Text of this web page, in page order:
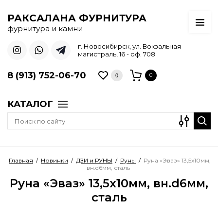
РАКСАЛАНА ФУРНИТУРА
фурнитура и камни
г. Новосибирск, ул. Вокзальная
магистраль, 16 - оф. 708
8 (913) 752-06-70 0 0
КАТАЛОГ
Главная / Новинки / ДЗИ и РУНЫ / Руны / Руна «Эваз» 13,5х10мм,
вн.d6мм, сталь
Руна «Эваз» 13,5х10мм, вн.d6мм,
сталь